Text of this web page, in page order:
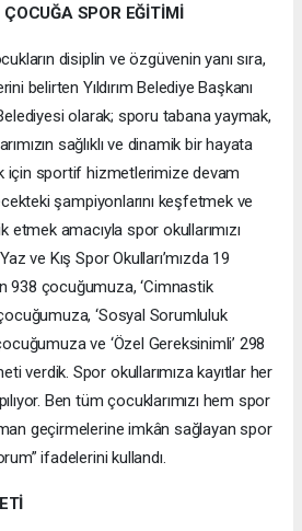
SPOR EĞİTİMİ
disiplin ve özgüvenin yanı sıra,
belirten Yıldırım Belediye Başkanı
Belediyesi olarak; sporu tabana yaymak,
sağlıklı ve dinamik bir hayata
için sportif hizmetlerimize devam
şampiyonlarını keşfetmek ve
etmek amacıyla spor okullarımızı
ve Kış Spor Okulları’mızda 19
938 çocuğumuza, ‘Cimnastik
‘Sosyal Sorumluluk
ve ‘Özel Gereksinimli’ 298
verdik. Spor okullarımıza kayıtlar her
Ben tüm çocuklarımızı hem spor
geçirmelerine imkân sağlayan spor
ifadelerini kullandı.